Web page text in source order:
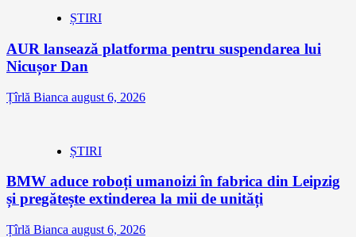
ȘTIRI
AUR lansează platforma pentru suspendarea lui
Nicușor Dan
Țîrlă Bianca august 6, 2026
ȘTIRI
BMW aduce roboți umanoizi în fabrica din Leipzig
și pregătește extinderea la mii de unități
Țîrlă Bianca august 6, 2026